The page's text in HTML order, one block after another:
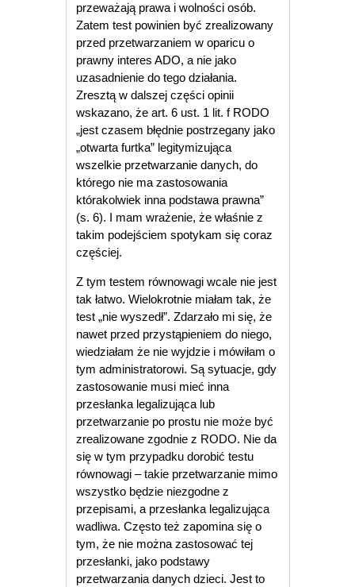
przeważają prawa i wolności osób.
Zatem test powinien być zrealizowany
przed przetwarzaniem w oparicu o
prawny interes ADO, a nie jako
uzasadnienie do tego działania.
Zresztą w dalszej części opinii
wskazano, że art. 6 ust. 1 lit. f RODO
„jest czasem błędnie postrzegany jako
„otwarta furtka” legitymizująca
wszelkie przetwarzanie danych, do
którego nie ma zastosowania
którakolwiek inna podstawa prawna”
(s. 6). I mam wrażenie, że właśnie z
takim podejściem spotykam się coraz
częściej.
Z tym testem równowagi wcale nie jest
tak łatwo. Wielokrotnie miałam tak, że
test „nie wyszedł”. Zdarzało mi się, że
nawet przed przystąpieniem do niego,
wiedziałam że nie wyjdzie i mówiłam o
tym administratorowi. Są sytuacje, gdy
zastosowanie musi mieć inna
przesłanka legalizująca lub
przetwarzanie po prostu nie może być
zrealizowane zgodnie z RODO. Nie da
się w tym przypadku dorobić testu
równowagi – takie przetwarzanie mimo
wszystko będzie niezgodne z
przepisami, a przesłanka legalizująca
wadliwa. Często też zapomina się o
tym, że nie można zastosować tej
przesłanki, jako podstawy
przetwarzania danych dzieci. Jest to